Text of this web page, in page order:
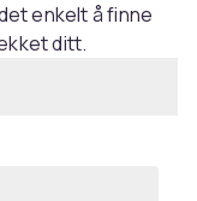
enkelt å finne
ditt.